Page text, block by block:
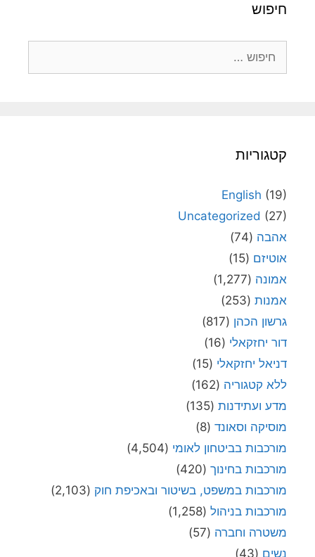
חיפוש
קטגוריות
English (19)
Uncategorized (27)
אהבה (74)
אוטיזם (15)
אמונה (1,277)
אמנות (253)
גרשון הכהן (817)
דור יחזקאלי (16)
דניאל יחזקאלי (15)
ללא קטגוריה (162)
מדע ועתידנות (135)
מוסיקה וסאונד (8)
מורכבות בביטחון לאומי (4,504)
מורכבות בחינוך (420)
מורכבות במשפט, בשיטור ובאכיפת חוק (2,103)
מורכבות בניהול (1,258)
משטרה וחברה (57)
נשים (43)